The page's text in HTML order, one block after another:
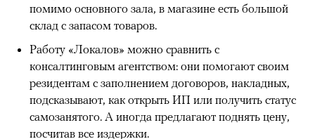
помимо основного зала, в магазине есть большой
склад с запасом товаров.
Работу «Локалов» можно сравнить с
консалтинговым агентством: они помогают своим
резидентам с заполнением договоров, накладных,
подсказывают, как открыть ИП или получить статус
самозанятого. А иногда предлагают поднять цену,
посчитав все издержки.